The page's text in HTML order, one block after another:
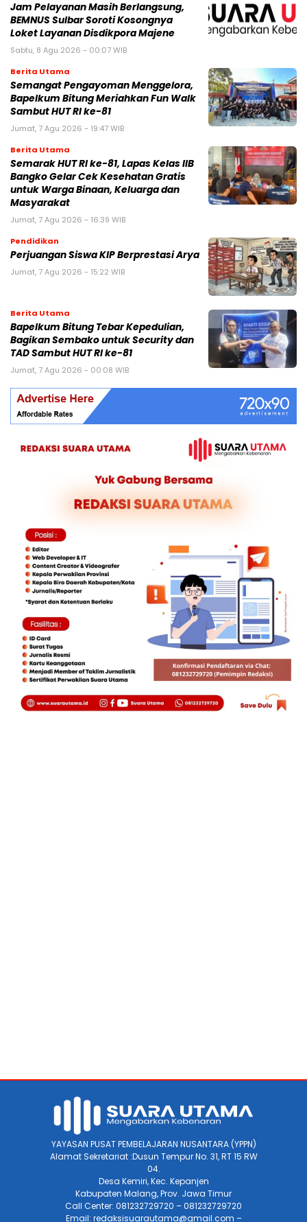
Jam Pelayanan Masih Berlangsung,
BEMNUS Sulbar Soroti Kosongnya
Loket Layanan Disdikpora Majene
Sabtu, 8 Agu 2026 - 00:07 WIB
Berita Utama
Semangat Pengayoman Menggelora,
Bapelkum Bitung Meriahkan Fun Walk
Sambut HUT RI ke-81
Jumat, 7 Agu 2026 - 19:47 WIB
Berita Utama
Semarak HUT RI ke-81, Lapas Kelas IIB
Bangko Gelar Cek Kesehatan Gratis
untuk Warga Binaan, Keluarga dan
Masyarakat
Jumat, 7 Agu 2026 - 16:39 WIB
Pendidikan
Perjuangan Siswa KIP Berprestasi Arya
Jumat, 7 Agu 2026 - 15:22 WIB
Berita Utama
Bapelkum Bitung Tebar Kepedulian,
Bagikan Sembako untuk Security dan
TAD Sambut HUT RI ke-81
Jumat, 7 Agu 2026 - 00:08 WIB
YAYASAN PUSAT PEMBELAJARAN NUSANTARA (YPPN)
Alamat Sekretariat :Dusun Tempur No. 31, RT 15 RW
04.
Desa Kemiri, Kec. Kepanjen
Kabupaten Malang, Prov. Jawa Timur
Call Center: 081232729720 – 081232729720
Email: redaksisuarautama@gmail.com –